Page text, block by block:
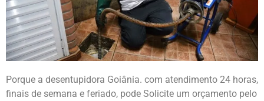
Porque a desentupidora Goiânia. com atendimento 24 horas,
finais de semana e feriado, pode Solicite um orçamento pelo